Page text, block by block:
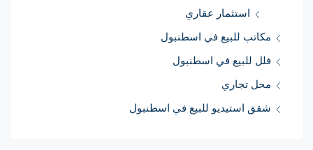
استثمار عقاري
مكاتب للبيع في اسطنبول
فلل للبيع في اسطنبول
محل تجاري
شقق استيديو للبيع في اسطنبول